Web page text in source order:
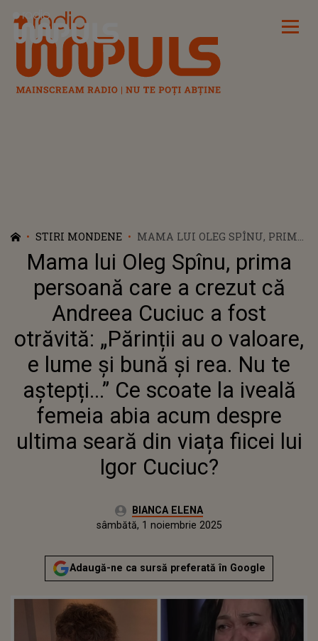
Radio Impuls
STIRI MONDENE
MAMA LUI OLEG SPÎNU, PRIMA
PERSOANĂ CARE A CREZUT CĂ
ANDREEA CUCIUC A FOST
OTRĂVITĂ: „PĂRINȚII AU O
VALOARE, E LUME ȘI BUNĂ ȘI
REA. NU TE AȘTEPȚI...” CE
ABIA ACUM DESPRE ULTIMA
SEARĂ DIN VIAȚA FIICEI LUI
IGOR CUCIUC?
Mama lui Oleg Spînu, prima
persoană care a crezut că
Andreea Cuciuc a fost
otrăvită: „Părinții au o valoare,
e lume și bună și rea. Nu te
aștepți...” Ce scoate la iveală
femeia abia acum despre
ultima seară din viața fiicei lui
Igor Cuciuc?
Autor:BIANCA ELENA
Publicat:
sâmbătă, 1 noiembrie 2025
Adaugă-ne ca sursă preferată în Google